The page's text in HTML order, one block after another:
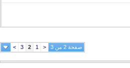
صفحة 2 من 3 <
1
3
>